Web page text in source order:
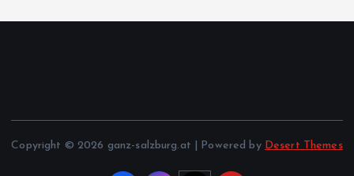
Copyright © 2026 ganz-salzburg.at | Powered by Desert Themes